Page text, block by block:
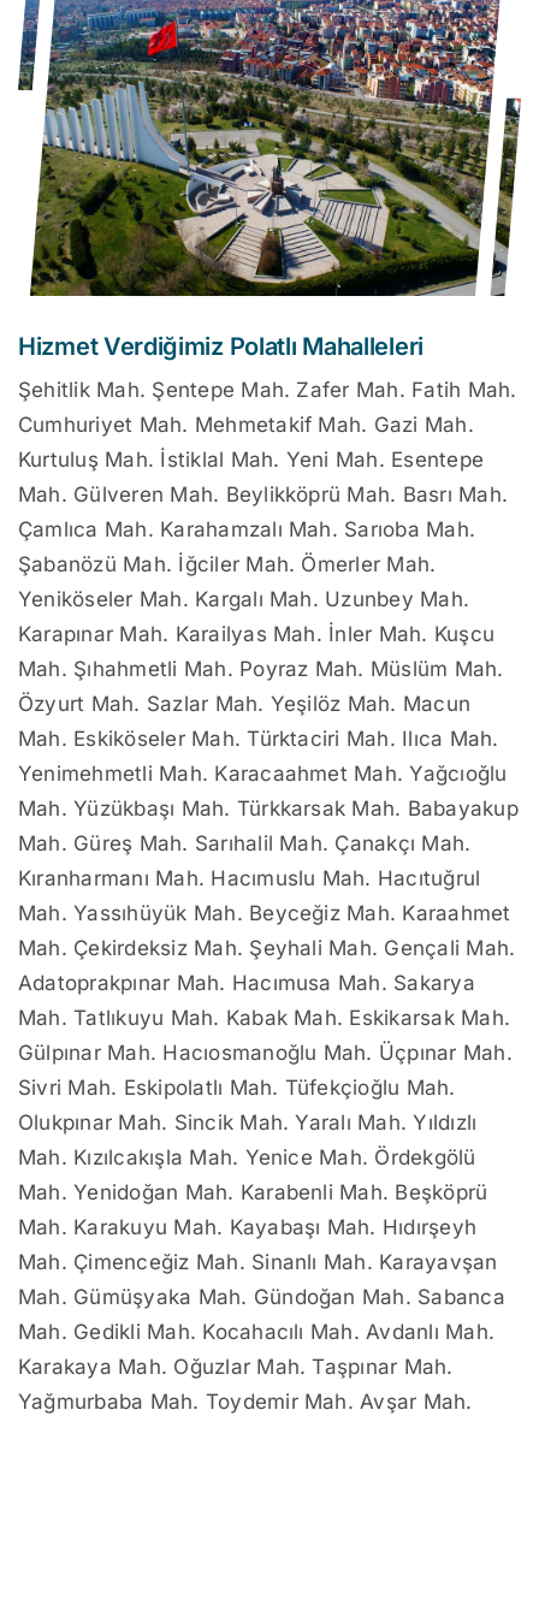
Hizmet Verdiğimiz Polatlı Mahalleleri
Şehitlik Mah. Şentepe Mah. Zafer Mah. Fatih Mah.
Cumhuriyet Mah. Mehmetakif Mah. Gazi Mah.
Kurtuluş Mah. İstiklal Mah. Yeni Mah. Esentepe
Mah. Gülveren Mah. Beylikköprü Mah. Basrı Mah.
Çamlıca Mah. Karahamzalı Mah. Sarıoba Mah.
Şabanözü Mah. İğciler Mah. Ömerler Mah.
Yeniköseler Mah. Kargalı Mah. Uzunbey Mah.
Karapınar Mah. Karailyas Mah. İnler Mah. Kuşcu
Mah. Şıhahmetli Mah. Poyraz Mah. Müslüm Mah.
Özyurt Mah. Sazlar Mah. Yeşilöz Mah. Macun
Mah. Eskiköseler Mah. Türktaciri Mah. Ilıca Mah.
Yenimehmetli Mah. Karacaahmet Mah. Yağcıoğlu
Mah. Yüzükbaşı Mah. Türkkarsak Mah. Babayakup
Mah. Güreş Mah. Sarıhalil Mah. Çanakçı Mah.
Kıranharmanı Mah. Hacımuslu Mah. Hacıtuğrul
Mah. Yassıhüyük Mah. Beyceğiz Mah. Karaahmet
Mah. Çekirdeksiz Mah. Şeyhali Mah. Gençali Mah.
Adatoprakpınar Mah. Hacımusa Mah. Sakarya
Mah. Tatlıkuyu Mah. Kabak Mah. Eskikarsak Mah.
Gülpınar Mah. Hacıosmanoğlu Mah. Üçpınar Mah.
Sivri Mah. Eskipolatlı Mah. Tüfekçioğlu Mah.
Olukpınar Mah. Sincik Mah. Yaralı Mah. Yıldızlı
Mah. Kızılcakışla Mah. Yenice Mah. Ördekgölü
Mah. Yenidoğan Mah. Karabenli Mah. Beşköprü
Mah. Karakuyu Mah. Kayabaşı Mah. Hıdırşeyh
Mah. Çimenceğiz Mah. Sinanlı Mah. Karayavşan
Mah. Gümüşyaka Mah. Gündoğan Mah. Sabanca
Mah. Gedikli Mah. Kocahacılı Mah. Avdanlı Mah.
Karakaya Mah. Oğuzlar Mah. Taşpınar Mah.
Yağmurbaba Mah. Toydemir Mah. Avşar Mah.